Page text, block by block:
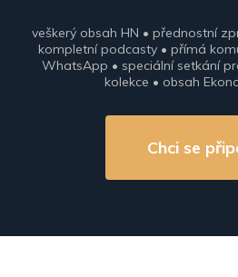
veškerý obsah HN • přednostní
kompletní podcasty • přímá
WhatsApp • speciální setkání
kolekce • obsah
Chci se